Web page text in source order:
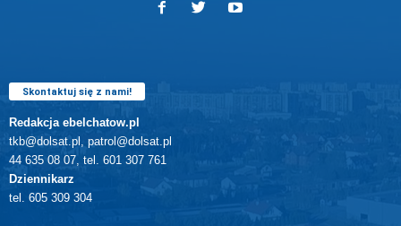
Skontaktuj się z nami!
Redakcja ebelchatow.pl
tkb@dolsat.pl, patrol@dolsat.pl
44 635 08 07, tel. 601 307 761
Dziennikarz
tel. 605 309 304